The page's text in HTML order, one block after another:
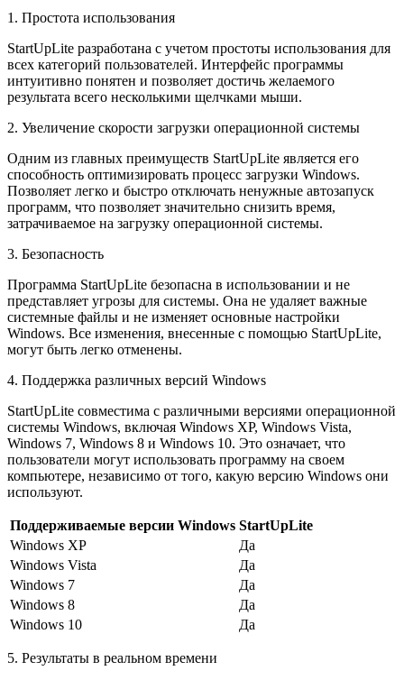
1. Простота использования
StartUpLite разработана с учетом простоты использования для
всех категорий пользователей. Интерфейс программы
интуитивно понятен и позволяет достичь желаемого
результата всего несколькими щелчками мыши.
2. Увеличение скорости загрузки операционной системы
Одним из главных преимуществ StartUpLite является его
способность оптимизировать процесс загрузки Windows.
Позволяет легко и быстро отключать ненужные автозапуск
программ, что позволяет значительно снизить время,
затрачиваемое на загрузку операционной системы.
3. Безопасность
Программа StartUpLite безопасна в использовании и не
представляет угрозы для системы. Она не удаляет важные
системные файлы и не изменяет основные настройки
Windows. Все изменения, внесенные с помощью StartUpLite,
могут быть легко отменены.
4. Поддержка различных версий Windows
StartUpLite совместима с различными версиями операционной
системы Windows, включая Windows XP, Windows Vista,
Windows 7, Windows 8 и Windows 10. Это означает, что
пользователи могут использовать программу на своем
компьютере, независимо от того, какую версию Windows они
используют.
Поддерживаемые версии Windows StartUpLite
Windows XP
Да
Windows Vista
Да
Windows 7
Да
Windows 8
Да
Windows 10
Да
5. Результаты в реальном времени